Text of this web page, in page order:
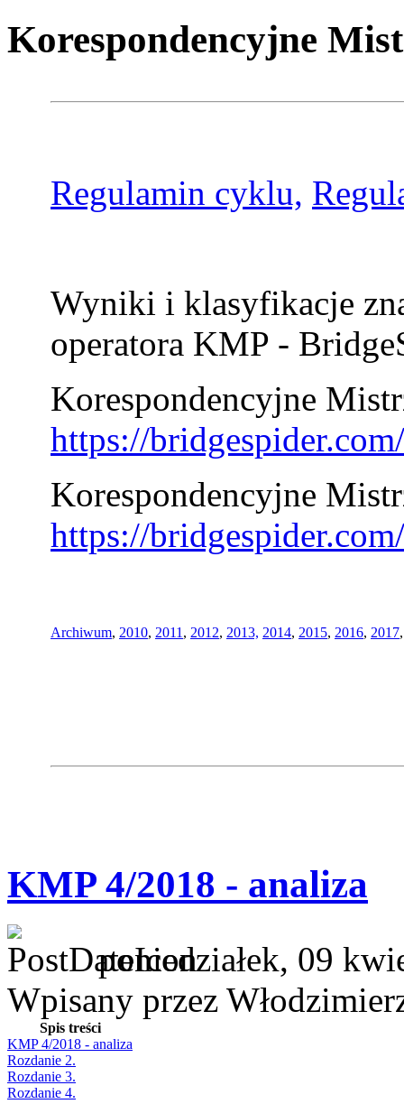
Korespondencyjne
Regulamin cyklu,
Wyniki i klasyfikacje
operatora KMP -
Korespondencyjne
https://
Korespondencyjne
https://
Archiwum, 2010, 2011 , 2012, 2013, 2014, 2015, 2016, 2017
KMP 4/2018 - analiza
poniedziałek, 09
Wpisany przez
Spis treści
KMP 4/2018 - analiza
Rozdanie 2.
Rozdanie 3.
Rozdanie 4.